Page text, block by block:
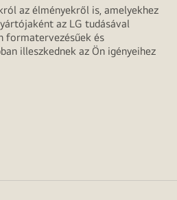
az élményekről is, amelyekhez
az LG tudásával
formatervezésűek és
illeszkednek az Ön igényeihez